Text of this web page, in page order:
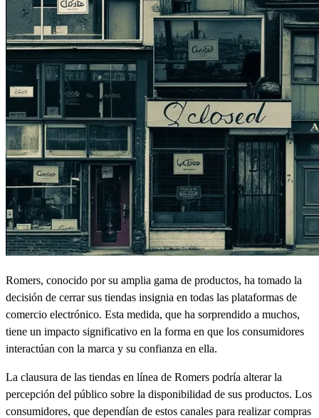
Romers, conocido por su amplia gama de productos, ha tomado la
decisión de cerrar sus tiendas insignia en todas las plataformas de
comercio electrónico. Esta medida, que ha sorprendido a muchos,
tiene un impacto significativo en la forma en que los consumidores
interactúan con la marca y su confianza en ella.
La clausura de las tiendas en línea de Romers podría alterar la
percepción del público sobre la disponibilidad de sus productos. Los
consumidores, que dependían de estos canales para realizar compras